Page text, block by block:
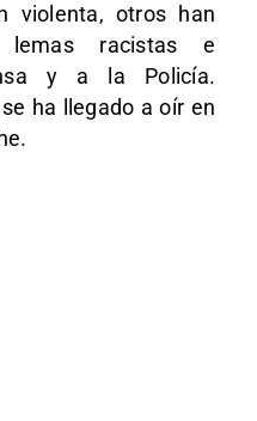
violenta, otros han
lemas racistas e
y a la Policía.
ha llegado a oír en